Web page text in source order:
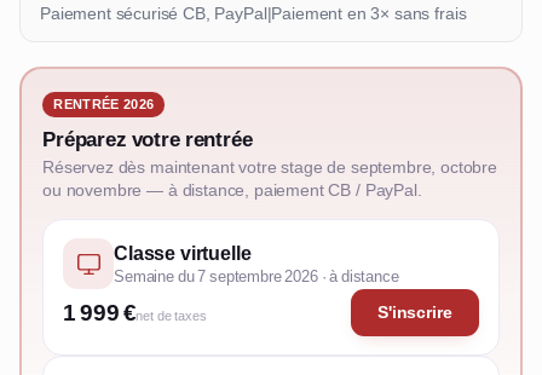
Paiement sécurisé CB, PayPal|Paiement en 3× sans frais
RENTRÉE 2026
Préparez votre rentrée
Réservez dès maintenant votre stage de septembre, octobre
ou novembre — à distance, paiement CB / PayPal.
Classe virtuelle
Semaine du 7 septembre 2026 · à distance
1 999 €net de taxes S'inscrire